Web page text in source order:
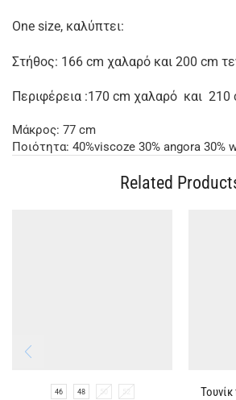
One size, καλύπτει:
Στήθος: 166 cm χαλαρό και 200 cm
Περιφέρεια :170 cm χαλαρό και 210
Μάκρος: 77 cm
Ποιότητα: 40%viscoze 30% angora 30%
Related
46 48 50 52